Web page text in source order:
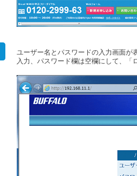
ユーザー名とパスワードの入力画面
入力、パスワード欄は空欄にして、